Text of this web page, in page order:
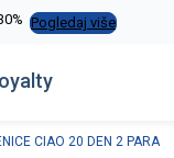
peškiri do -30% Pogledaj više
CIAO 20 DEN 2 PARA